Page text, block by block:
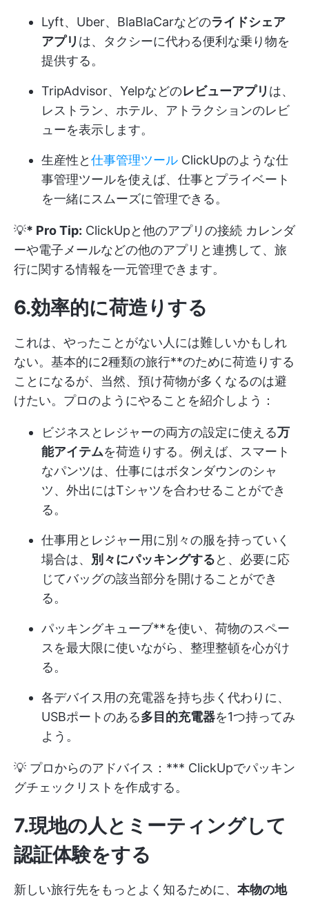
Lyft、Uber、BlaBlaCarなどのライドシェア
アプリ は、タクシーに代わる便利な乗り物を
提供する。
TripAdvisor、Yelpなどのレビューアプリ は、
レストラン、ホテル、アトラクションのレビ
ューを表示します。
生産性と仕事管理ツール ClickUpのような仕
事管理ツールを使えば、仕事とプライベート
を一緒にスムーズに管理できる。
💡* Pro Tip: ClickUpと他のアプリの接続 カレンダ
ーや電子メールなどの他のアプリと連携して、旅
行に関する情報を一元管理できます。
6.効率的に荷造りする
これは、やったことがない人には難しいかもしれ
ない。基本的に2種類の旅行**のために荷造りする
ことになるが、当然、預け荷物が多くなるのは避
けたい。プロのようにやることを紹介しよう：
ビジネスとレジャーの両方の設定に使える万
能アイテムを荷造りする。例えば、スマート
なパンツは、仕事にはボタンダウンのシャ
ツ、外出にはTシャツを合わせることができ
る。
仕事用とレジャー用に別々の服を持っていく
場合は、 別々にパッキングすると、必要に応
じてバッグの該当部分を開けることができ
る。
パッキングキューブ**を使い、荷物のスペー
スを最大限に使いながら、整理整頓を心がけ
る。
各デバイス用の充電器を持ち歩く代わりに、
USBポートのある多目的充電器を1つ持ってみ
よう。
💡 プロからのアドバイス：*** ClickUpでパッキン
グチェックリストを作成する。
7.現地の人とミーティングして
認証体験をする
新しい旅行先をもっとよく知るために、 本物の地